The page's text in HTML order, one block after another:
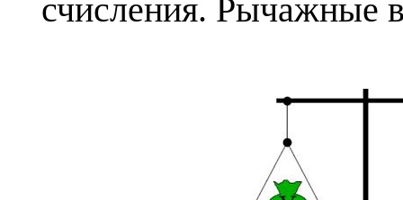
счисления. Рычажные